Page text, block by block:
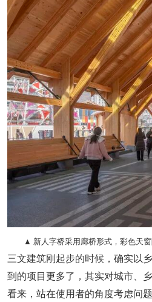
▲ 新人字桥采用廊桥形式，彩色天
三文建筑刚起步的时候，确实以
到的项目更多了，其实对城市、
看来，站在使用者的角度考虑问